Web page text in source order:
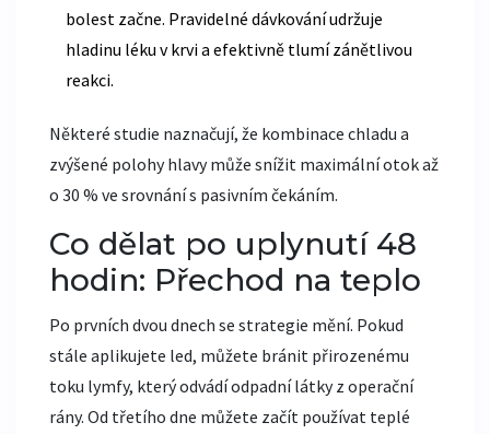
bolest začne. Pravidelné dávkování udržuje
hladinu léku v krvi a efektivně tlumí zánětlivou
reakci.
Některé studie naznačují, že kombinace chladu a
zvýšené polohy hlavy může snížit maximální otok až
o 30 % ve srovnání s pasivním čekáním.
Co dělat po uplynutí 48
hodin: Přechod na teplo
Po prvních dvou dnech se strategie mění. Pokud
stále aplikujete led, můžete bránit přirozenému
toku lymfy, který odvádí odpadní látky z operační
rány. Od třetího dne můžete začít používat teplé